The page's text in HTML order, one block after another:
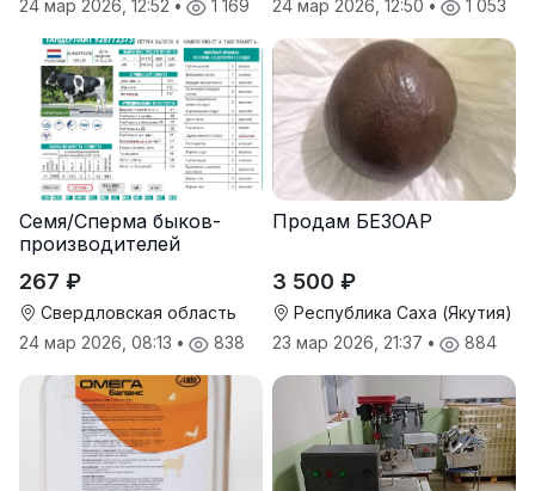
24 мар 2026, 12:52 • 1 169 24 мар 2026, 12:50 • 1 053
Семя/Сперма быков-
производителей
267 ₽
Свердловская область
24 мар 2026, 08:13 • 838
Продам БЕЗОАР
3 500 ₽
Республика Саха (Якутия)
23 мар 2026, 21:37 • 884